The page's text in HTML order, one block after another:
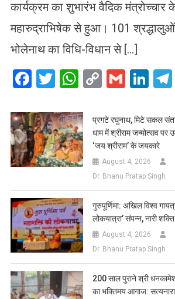
कार्यक्रम का शुभारंभ वैदिक मंत्रोच्चार
महारुद्राभिषेक से हुआ। 101
भोलेनाथ का विधि-विधान से […]
Facebook
Twitter
WhatsApp
CopyGmail
प्रगटे रघुनाथ, मिटे सकल
धाम में श्रीराम जन्मोत्सव
‘जय श्रीराम’ के जयकारे
August 4, 2026
Dr. Bhanu Pratap Singh
गुरुपूर्णिमा: अखिल विश्व
लोकयात्रा’ संपन्न, नारी
August 4, 2026
Dr. Bhanu Pratap Singh
200 साल पुराने श्री
का भक्तिमय आगाज: